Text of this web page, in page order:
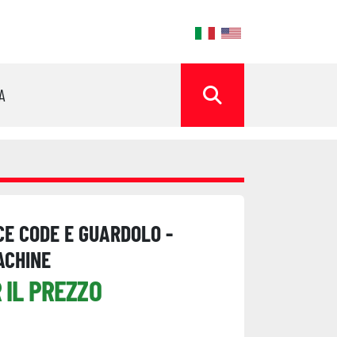
CERCA
CODE E GUARDOLO -
PREZZO